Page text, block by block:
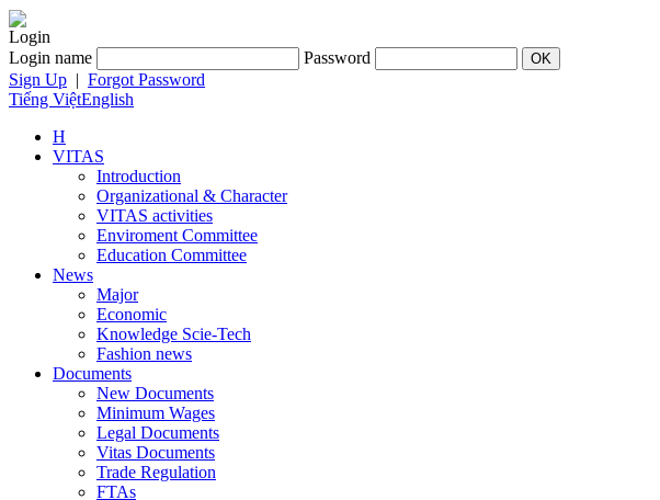
Login
Login name
Password
Sign Up | Forgot Password
Tiếng ViệtEnglish
H
VITAS
Introduction
Organizational & Character
VITAS activities
Enviroment Committee
Education Committee
News
Major
Economic
Knowledge Scie-Tech
Fashion news
Documents
New Documents
Minimum Wages
Legal Documents
Vitas Documents
Trade Regulation
FTAs